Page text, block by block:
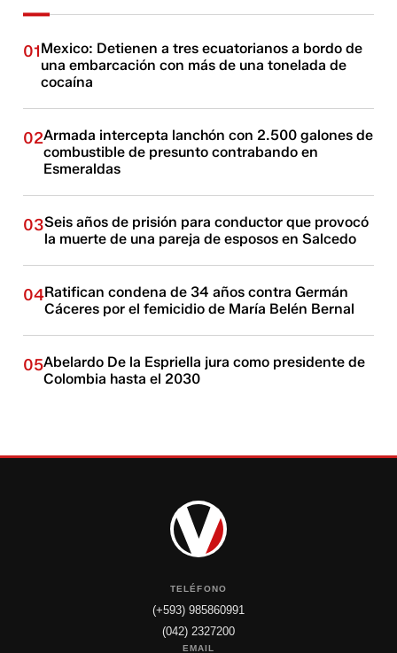
01Mexico: Detienen a tres ecuatorianos a bordo de
una embarcación con más de una tonelada de
cocaína
02Armada intercepta lanchón con 2.500 galones de
combustible de presunto contrabando en
Esmeraldas
03Seis años de prisión para conductor que provocó
la muerte de una pareja de esposos en Salcedo
04Ratifican condena de 34 años contra Germán
Cáceres por el femicidio de María Belén Bernal
05Abelardo De la Espriella jura como presidente de
Colombia hasta el 2030
TELÉFONO
(+593) 985860991
(042) 2327200
EMAIL